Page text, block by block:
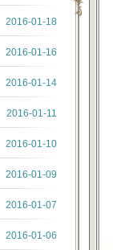
2016-01-18
2016-01-16
2016-01-14
2016-01-11
2016-01-10
2016-01-09
2016-01-07
2016-01-06